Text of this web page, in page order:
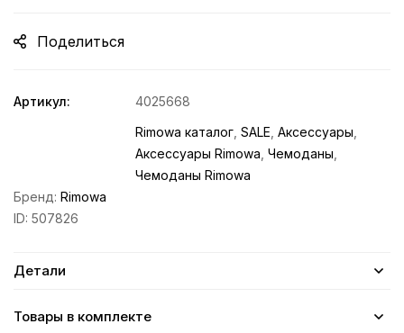
Поделиться
Артикул:
4025668
Rimowa каталог SALE Аксессуары
Аксессуары Rimowa Чемоданы
Чемоданы Rimowa
Бренд: Rimowa
ID: 507826
Детали
Товары в комплекте